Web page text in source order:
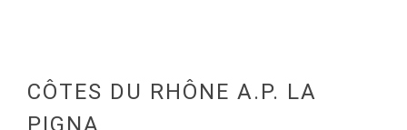
CÔTES DU RHÔNE A.P. LA
PIGNA